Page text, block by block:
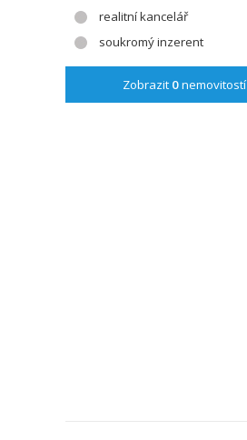
realitní kancelář
soukromý inzerent
Zobrazit 0nemovitostí